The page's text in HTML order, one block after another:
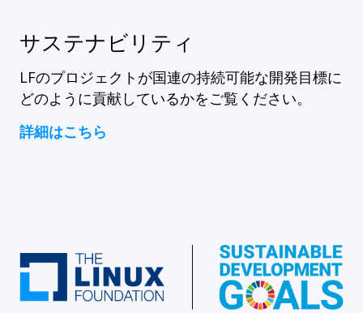
サステナビリティ
LFのプロジェクトが国連の持続可能な開発目標に
どのように貢献しているかをご覧ください。
詳細はこちら